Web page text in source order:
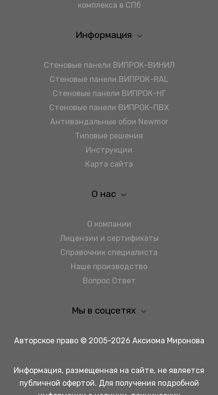
комплекса в СПб
Информация
Стеновые панели ВИПРОК-ВИНИЛ
Стеновые панели ВИПРОК-RAL
Стеновые панели ВИПРОК-НГ
Стеновые панели ВИПРОК-ПВХ
Антивандальные обои Newmor
Типовые решения
Инструкции
Карта сайта
О нас
О компании
Лицензии и сертификаты
Справочник специалиста
Наше производство
Вопрос Ответ
Мы в соцсетях
Авторское право © 2005-2026 Аксиома Миронова
Информация, размещенная на сайте, не является
публичной офертой. Для получения подробной